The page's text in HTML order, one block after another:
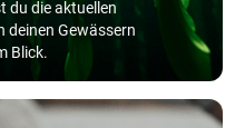
du die aktuellen
deinen Gewässern
Blick.